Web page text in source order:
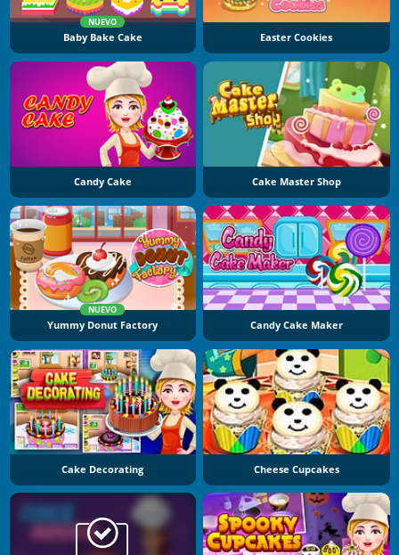
NUEVO
Baby Bake Cake Easter Cookies
Candy Cake Cake Master Shop
NUEVO
Yummy Donut Factory Candy Cake Maker
Cake Decorating Cheese Cupcakes